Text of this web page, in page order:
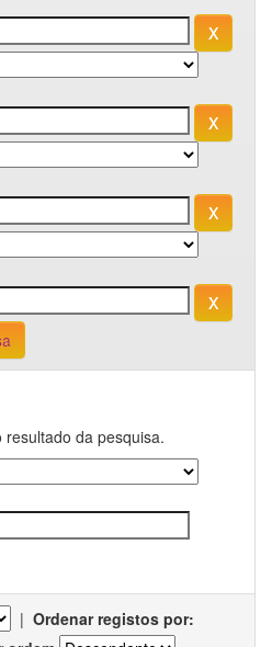
da pesquisa.
| Ordenar registos por: